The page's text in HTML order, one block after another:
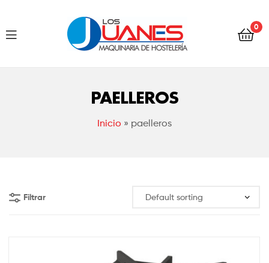
Los
Juanes
0
PAELLEROS
Inicio » paelleros
Los
Filtrar